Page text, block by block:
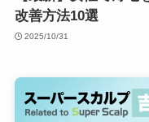
改善方法10選
2025/10/31